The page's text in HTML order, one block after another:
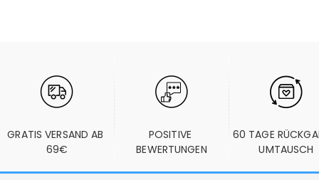
GRATIS VERSAND AB
69€
POSITIVE
BEWERTUNGEN
60 TAGE
UMTAUSCH